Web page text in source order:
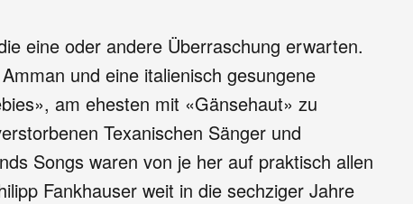
eine oder andere Überraschung erwarten.
und eine italienisch gesungene
am ehesten mit «Gänsehaut» zu
Texanischen Sänger und
Songs waren von je her auf praktisch allen
Fankhauser weit in die sechziger Jahre